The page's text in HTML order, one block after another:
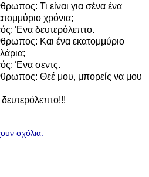
Τι είναι για σένα ένα
χρόνια;
Ένα δευτερόλεπτο.
Και ένα εκατομμύριο
Ένα σεντς.
Θεέ μου, μπορείς να μου
σχόλια: